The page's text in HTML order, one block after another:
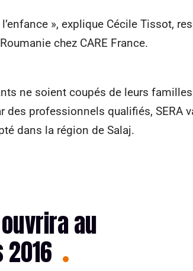
», explique Cécile Tissot,
chez CARE France.
ne soient coupés de leurs
des professionnels qualifiés, SERA
dans la région de Salaj.
au